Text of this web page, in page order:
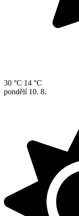
30 °C 14 °C
pondělí 10. 8.